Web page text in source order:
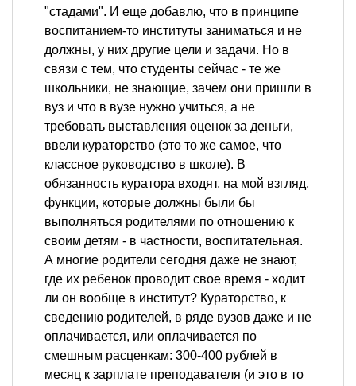
"стадами". И еще добавлю, что в принципе
воспитанием-то институты заниматься и не
должны, у них другие цели и задачи. Но в
связи с тем, что студенты сейчас - те же
школьники, не знающие, зачем они пришли в
вуз и что в вузе нужно учиться, а не
требовать выставления оценок за деньги,
ввели кураторство (это то же самое, что
классное руководство в школе). В
обязанность куратора входят, на мой взгляд,
функции, которые должны были бы
выполняться родителями по отношению к
своим детям - в частности, воспитательная.
А многие родители сегодня даже не знают,
где их ребенок проводит свое время - ходит
ли он вообще в институт? Кураторство, к
сведению родителей, в ряде вузов даже и не
оплачивается, или оплачивается по
смешным расценкам: 300-400 рублей в
месяц к зарплате преподавателя (и это в то